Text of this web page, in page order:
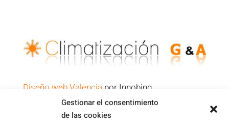
Gestionar el consentimiento
de las cookies
Diseño web Valencia por Innobing